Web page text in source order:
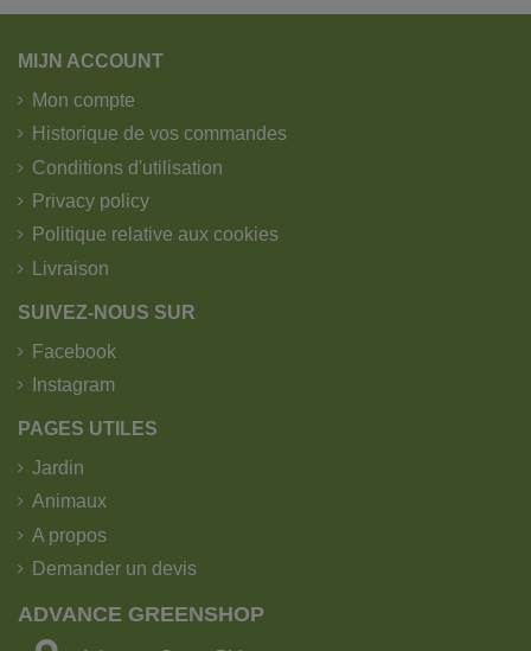
MIJN ACCOUNT
Mon compte
Historique de vos commandes
Conditions d'utilisation
Privacy policy
Politique relative aux cookies
Livraison
SUIVEZ-NOUS SUR
Facebook
Instagram
PAGES UTILES
Jardin
Animaux
A propos
Demander un devis
ADVANCE GREENSHOP